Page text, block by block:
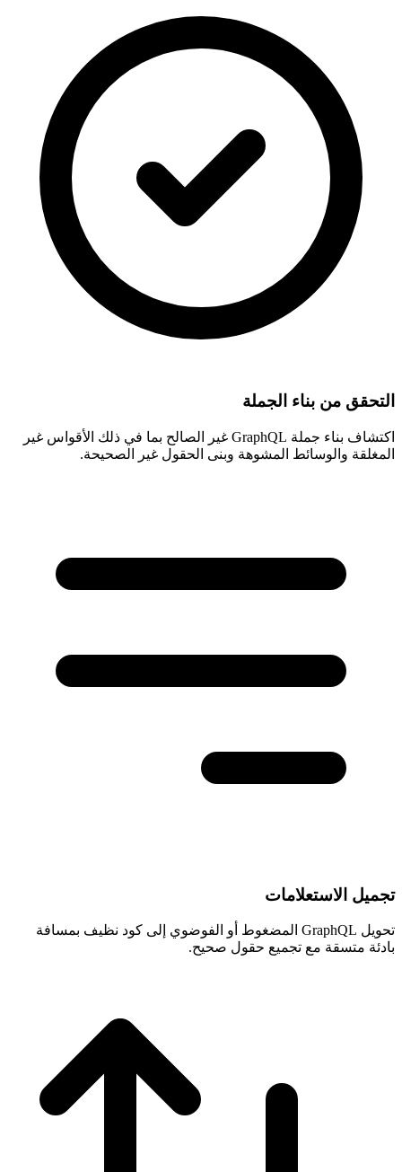
التحقق من بناء الجملة
اكتشاف بناء جملة GraphQL غير الصالح بما في ذلك الأقواس غير
المغلقة والوسائط المشوهة وبنى الحقول غير الصحيحة.
تجميل الاستعلامات
تحويل GraphQL المضغوط أو الفوضوي إلى كود نظيف بمسافة
بادئة متسقة مع تجميع حقول صحيح.